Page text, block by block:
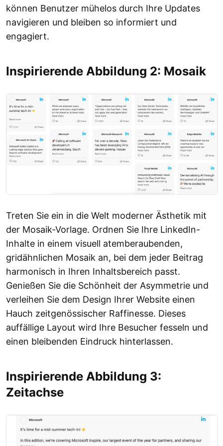
können Benutzer mühelos durch Ihre Updates
navigieren und bleiben so informiert und
engagiert.
Inspirierende Abbildung 2: Mosaik
Treten Sie ein in die Welt moderner Ästhetik mit
der Mosaik-Vorlage. Ordnen Sie Ihre LinkedIn-
Inhalte in einem visuell atemberaubenden,
gridähnlichen Mosaik an, bei dem jeder Beitrag
harmonisch in Ihren Inhaltsbereich passt.
Genießen Sie die Schönheit der Asymmetrie und
verleihen Sie dem Design Ihrer Website einen
Hauch zeitgenössischer Raffinesse. Dieses
auffällige Layout wird Ihre Besucher fesseln und
einen bleibenden Eindruck hinterlassen.
Inspirierende Abbildung 3:
Zeitachse